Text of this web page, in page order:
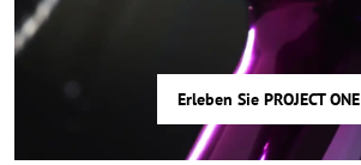
Erleben Sie PROJECT ONE